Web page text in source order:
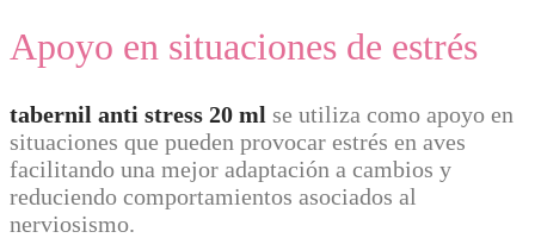
Apoyo en situaciones de estrés
tabernil anti stress 20 ml se utiliza como apoyo en
situaciones que pueden provocar estrés en aves
facilitando una mejor adaptación a cambios y
reduciendo comportamientos asociados al
nerviosismo.